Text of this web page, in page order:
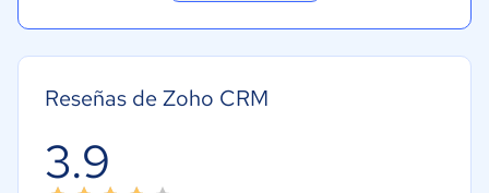
Reseñas de Zoho CRM
3.9